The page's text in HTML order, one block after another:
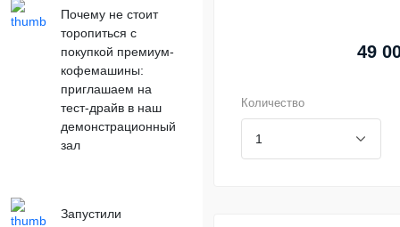
Почему не стоит
торопиться с
покупкой премиум-
кофемашины:
приглашаем на
тест-драйв в наш
демонстрационный
зал
Запустили
49
Количество